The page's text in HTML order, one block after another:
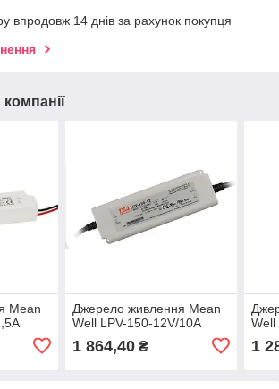
впродовж 14 днів за рахунок покупця
Mean
Джерело живлення Mean
Well LPV-150-12V/10A
1 864,40₴
Well
1